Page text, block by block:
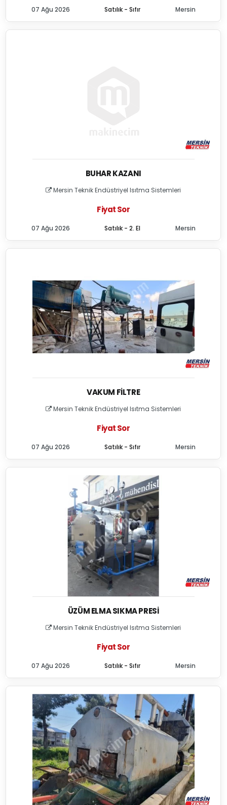
Satılık - Sıfır
07 Ağu 2026 Mersin
BUHAR KAZANI
Mersin Teknik Endüstriyel Isıtma Sistemleri
Fiyat Sor
Satılık - 2. El
07 Ağu 2026 Mersin
VAKUM FILTRE
Mersin Teknik Endüstriyel Isıtma Sistemleri
Fiyat Sor
Satılık - Sıfır
07 Ağu 2026 Mersin
ÜZÜM ELMA SIKMA PRESI
Mersin Teknik Endüstriyel Isıtma Sistemleri
Fiyat Sor
Satılık - Sıfır
07 Ağu 2026 Mersin